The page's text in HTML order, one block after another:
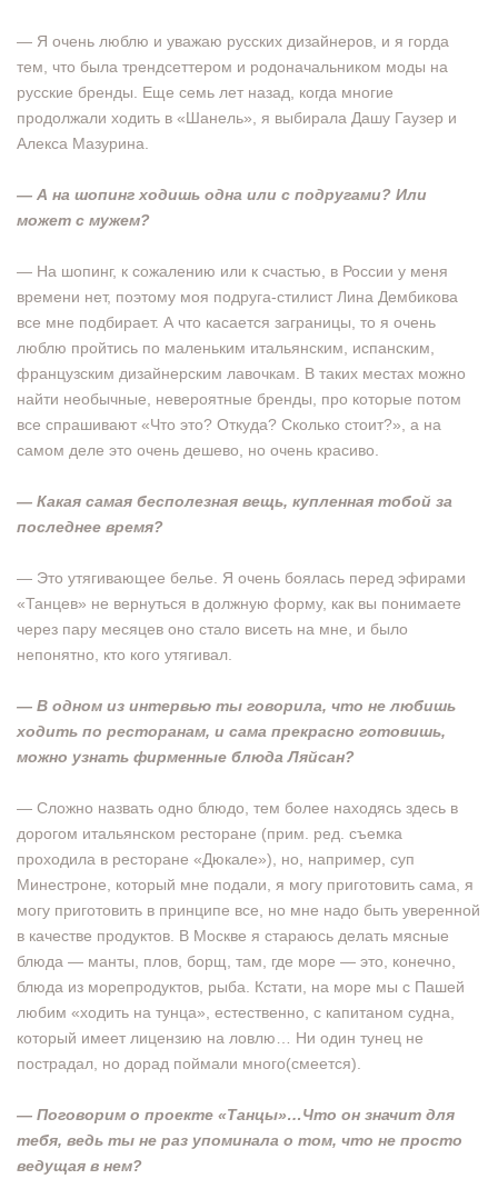
— Я очень люблю и уважаю русских дизайнеров, и я горда
тем, что была трендсеттером и родоначальником моды на
русские бренды. Еще семь лет назад, когда многие
продолжали ходить в «Шанель», я выбирала Дашу Гаузер и
Алекса Мазурина.
— А на шопинг ходишь одна или с подругами? Или
может с мужем?
— На шопинг, к сожалению или к счастью, в России у меня
времени нет, поэтому моя подруга-стилист Лина Дембикова
все мне подбирает. А что касается заграницы, то я очень
люблю пройтись по маленьким итальянским, испанским,
французским дизайнерским лавочкам. В таких местах можно
найти необычные, невероятные бренды, про которые потом
все спрашивают «Что это? Откуда? Сколько стоит?», а на
самом деле это очень дешево, но очень красиво.
— Какая самая бесполезная вещь, купленная тобой за
последнее время?
— Это утягивающее белье. Я очень боялась перед эфирами
«Танцев» не вернуться в должную форму, как вы понимаете
через пару месяцев оно стало висеть на мне, и было
непонятно, кто кого утягивал.
— В одном из интервью ты говорила, что не любишь
ходить по ресторанам, и сама прекрасно готовишь,
можно узнать фирменные блюда Ляйсан?
— Сложно назвать одно блюдо, тем более находясь здесь в
дорогом итальянском ресторане (прим. ред. съемка
проходила в ресторане «Дюкале»), но, например, суп
Минестроне, который мне подали, я могу приготовить сама, я
могу приготовить в принципе все, но мне надо быть уверенной
в качестве продуктов. В Москве я стараюсь делать мясные
блюда — манты, плов, борщ, там, где море — это, конечно,
блюда из морепродуктов, рыба. Кстати, на море мы с Пашей
любим «ходить на тунца», естественно, с капитаном судна,
который имеет лицензию на ловлю… Ни один тунец не
пострадал, но дорад поймали много(смеется).
— Поговорим о проекте «Танцы»…Что он значит для
тебя, ведь ты не раз упоминала о том, что не просто
ведущая в нем?